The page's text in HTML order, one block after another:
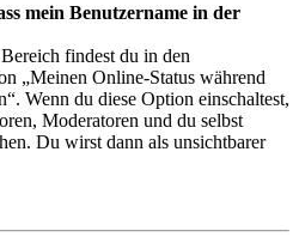
mein Benutzername in der
findest du in den
„Meinen Online-Status während
Wenn du diese Option einschaltest,
Moderatoren und du selbst
Du wirst dann als unsichtbarer